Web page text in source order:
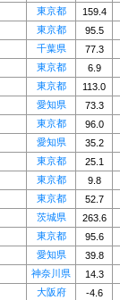
東京都
159.4
東京都
95.5
千葉県
77.3
東京都
6.9
東京都
113.0
愛知県
73.3
東京都
96.0
愛知県
35.2
東京都
25.1
東京都
9.8
東京都
52.7
茨城県
263.6
東京都
95.6
愛知県
39.8
神奈川県
14.3
大阪府
-4.6